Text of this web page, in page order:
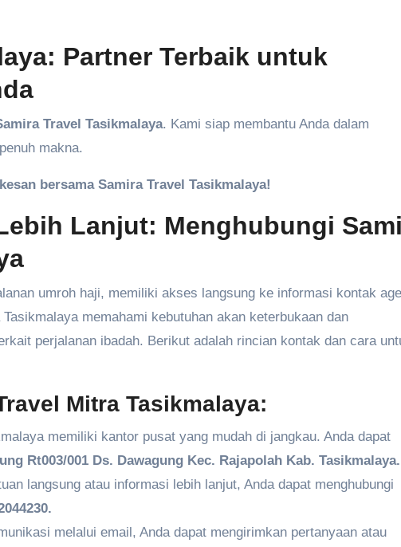
Partner Terbaik untuk
Travel Tasikmalaya. Kami siap membantu Anda dalam
makna.
bersama Samira Travel Tasikmalaya!
Lanjut: Menghubungi
umroh haji, memiliki akses langsung ke informasi kontak
memahami kebutuhan akan keterbukaan dan
perjalanan ibadah. Berikut adalah rincian kontak dan cara
Mitra Tasikmalaya:
memiliki kantor pusat yang mudah di jangkau. Anda dapat
Rt003/001 Ds. Dawagung Kec. Rajapolah Kab. Tasikmalaya.
langsung atau informasi lebih lanjut, Anda dapat menghubungi
melalui email, Anda dapat mengirimkan pertanyaan atau